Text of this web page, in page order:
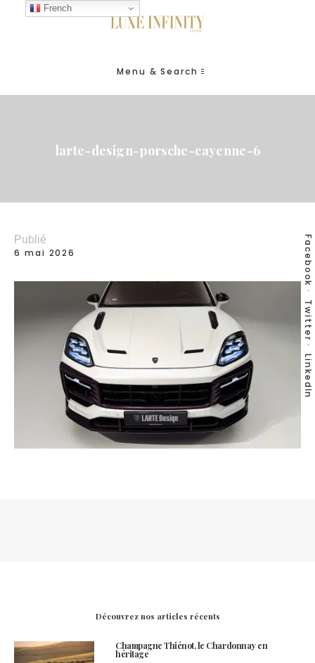
Menu & Search
larte-design-porsche-cayenne-6
Facebook
Twitter
LinkedIn
Publié
6 mai 2026
Découvrez nos articles récents
Champagne Thiénot, le Chardonnay en
héritage
French